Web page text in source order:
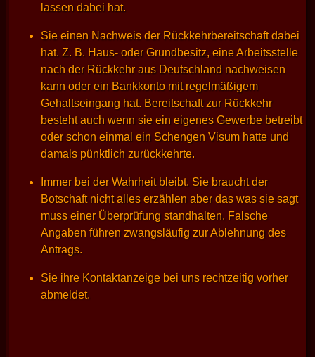
lassen dabei hat.
Sie einen Nachweis der Rückkehrbereitschaft dabei
hat. Z. B. Haus- oder Grundbesitz, eine Arbeitsstelle
nach der Rückkehr aus Deutschland nachweisen
kann oder ein Bankkonto mit regelmäßigem
Gehaltseingang hat. Bereitschaft zur Rückkehr
besteht auch wenn sie ein eigenes Gewerbe betreibt
oder schon einmal ein Schengen Visum hatte und
damals pünktlich zurückkehrte.
Immer bei der Wahrheit bleibt. Sie braucht der
Botschaft nicht alles erzählen aber das was sie sagt
muss einer Überprüfung standhalten. Falsche
Angaben führen zwangsläufig zur Ablehnung des
Antrags.
Sie ihre Kontaktanzeige bei uns rechtzeitig vorher
abmeldet.